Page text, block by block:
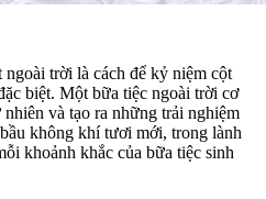
trời là cách để kỷ niệm cột
biệt. Một bữa tiệc ngoài trời cơ
và tạo ra những trải nghiệm
không khí tươi mới, trong lành
khoảnh khắc của bữa tiệc sinh